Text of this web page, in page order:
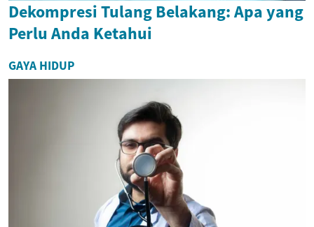
Dekompresi Tulang Belakang: Apa yang
Perlu Anda Ketahui
GAYA HIDUP